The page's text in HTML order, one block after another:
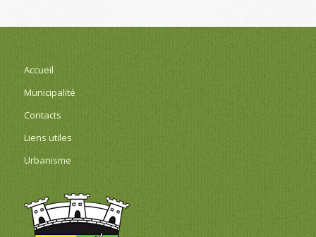
Accueil
Municipalité
Contacts
Liens utiles
Urbanisme